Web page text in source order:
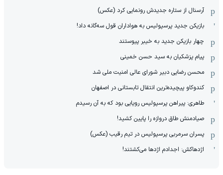
آرسنال از ستاره جدیدش رونمایی کرد (عکس)
بازیکن جدید پرسپولیس به هواداران قول سه‌گانه داد!
چهار بازیکن جدید به خیبر پیوستند
پیام پزشکیان به سید حسن خمینی
محسن رضایی دبیر شورای عالی امنیت ملی شد
کندوکاو پیچیده‌ترین انتقال تابستانی در اصفهان
طاهری: پیراهن پرسپولیس رویایی بود که به آن رسیدم
صیادمنش طاق دروازه را پایین کشید!
پسران سرمربی پرسپولیس در تیم رقیب (عکس)
اژدهاکش: اجدادم اژدها می‌کشتند!